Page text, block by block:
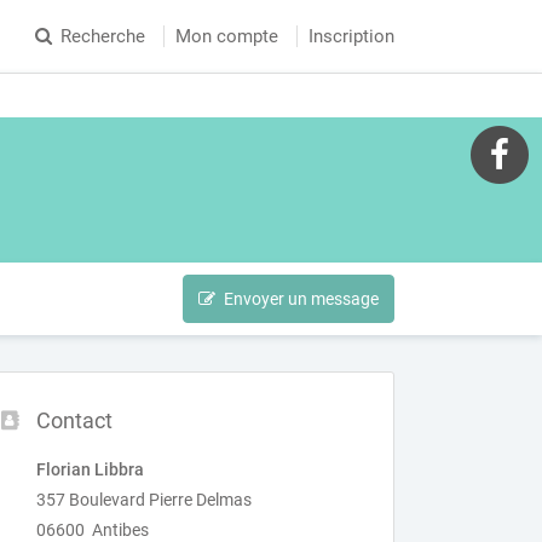
Recherche Mon compte Inscription
Envoyer un message
Contact
Florian Libbra
357 Boulevard Pierre Delmas
06600 Antibes